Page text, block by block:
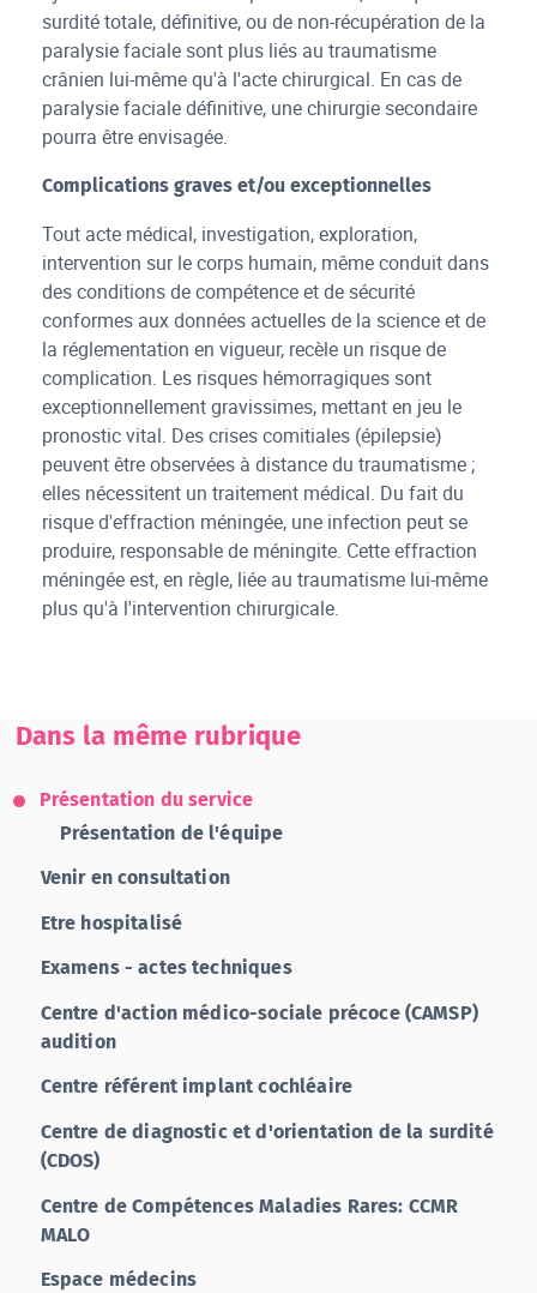
surdité totale, définitive, ou de non-récupération de la
paralysie faciale sont plus liés au traumatisme
crânien lui-même qu'à l'acte chirurgical. En cas de
paralysie faciale définitive, une chirurgie secondaire
pourra être envisagée.
Complications graves et/ou exceptionnelles
Tout acte médical, investigation, exploration,
intervention sur le corps humain, même conduit dans
des conditions de compétence et de sécurité
conformes aux données actuelles de la science et de
la réglementation en vigueur, recèle un risque de
complication. Les risques hémorragiques sont
exceptionnellement gravissimes, mettant en jeu le
pronostic vital. Des crises comitiales (épilepsie)
peuvent être observées à distance du traumatisme ;
elles nécessitent un traitement médical. Du fait du
risque d'effraction méningée, une infection peut se
produire, responsable de méningite. Cette effraction
méningée est, en règle, liée au traumatisme lui-même
plus qu'à l'intervention chirurgicale.
Dans la même rubrique
Présentation du service
Présentation de l'équipe
Venir en consultation
Etre hospitalisé
Examens - actes techniques
Centre d'action médico-sociale précoce (CAMSP)
audition
Centre référent implant cochléaire
Centre de diagnostic et d'orientation de la surdité
(CDOS)
Centre de Compétences Maladies Rares: CCMR
MALO
Espace médecins